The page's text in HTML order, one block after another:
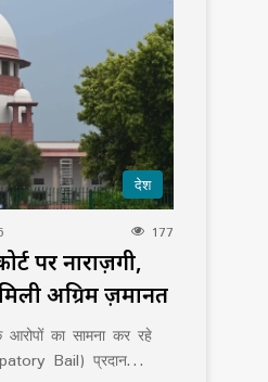
देश
177
पर नाराज़गी,
अग्रिम ज़मानत
आरोपों का सामना कर रहे
Bail) प्रदान…